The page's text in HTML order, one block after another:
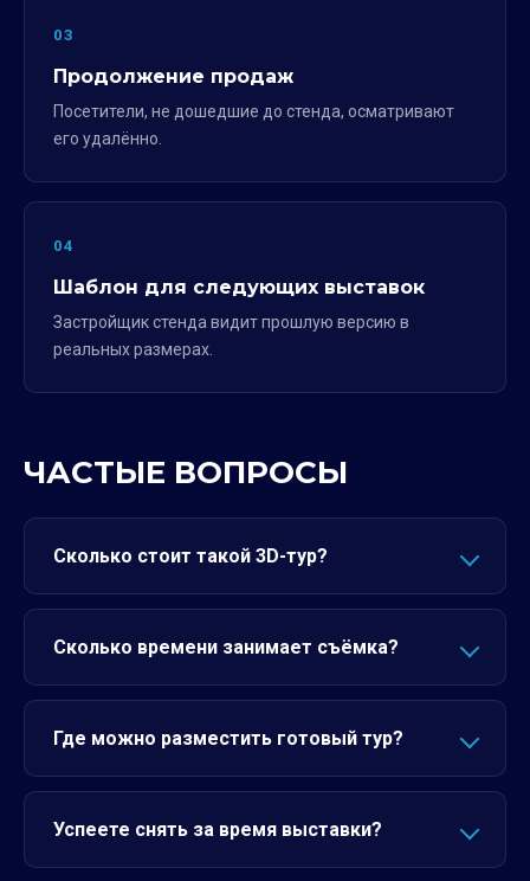
03
Продолжение продаж
Посетители, не дошедшие до стенда, осматривают
его удалённо.
04
Шаблон для следующих выставок
Застройщик стенда видит прошлую версию в
реальных размерах.
ЧАСТЫЕ ВОПРОСЫ
Сколько стоит такой 3D-тур?
Сколько времени занимает съёмка?
Где можно разместить готовый тур?
Успеете снять за время выставки?